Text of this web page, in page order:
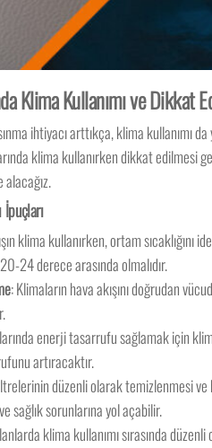
Klima Kullanımı ve Dikkat
ihtiyacı arttıkça, klima kullanımı
klima kullanırken dikkat edilmesi
İpuçları
klima kullanırken, ortam
24 derece arasında olmalıdır.
: Klimaların hava akışını doğrudan
enerji tasarrufu sağlamak için
artıracaktır.
düzenli olarak temizlenmesi ve
sağlık sorunlarına yol açabilir.
klima kullanımı sırasında